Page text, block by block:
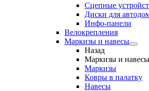
Сцепные
Диски для
Инфо-панели
Велокрепления
Маркизы и навесы
Назад
Маркизы и навесы
Маркизы
Ковры в палатку
Навесы